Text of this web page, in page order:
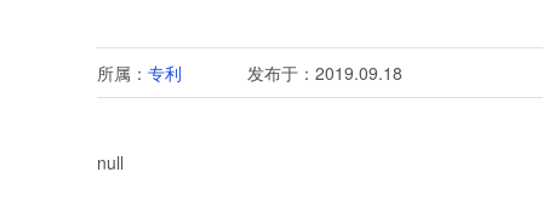
所属： 专利 发布于：2019.09.18
null